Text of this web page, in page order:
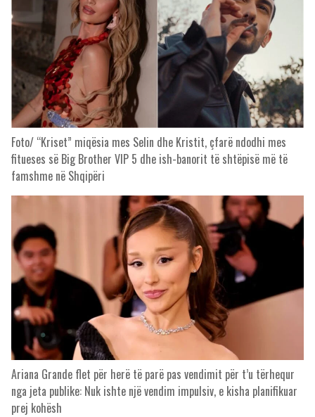
Foto/ “Kriset” miqësia mes Selin dhe Kristit, çfarë ndodhi mes
fitueses së Big Brother VIP 5 dhe ish-banorit të shtëpisë më të
famshme në Shqipëri
Ariana Grande flet për herë të parë pas vendimit për t’u tërhequr
nga jeta publike: Nuk ishte një vendim impulsiv, e kisha planifikuar
prej kohësh